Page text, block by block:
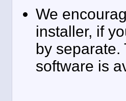
We
installer, if
by
software is